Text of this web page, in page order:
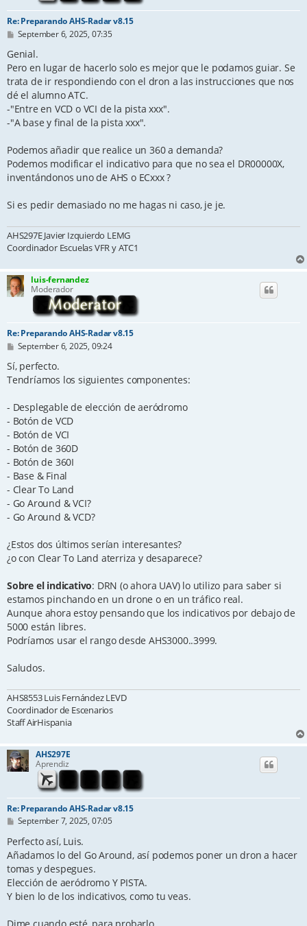
Re: Preparando AHS-Radar v8.15
P
s
September 6, 2025, 07:35
Genial.
Pero en lugar de hacerlo solo es mejor que le podamos guiar. Se
trata de ir respondiendo con el dron a las instrucciones que nos
dé el alumno ATC.
-"Entre en VCD o VCI de la pista xxx".
-"A base y final de la pista xxx".
Podemos añadir que realice un 360 a demanda?
Podemos modificar el indicativo para que no sea el DR00000X,
inventándonos uno de AHS o ECxxx ?
Si es pedir demasiado no me hagas ni caso, je je.
AHS297E Javier Izquierdo LEMG
Coordinador Escuelas VFR y ATC1
luis-fernandez
Moderador
Re: Preparando AHS-Radar v8.15
P
s
t
September 6, 2025, 09:24
Sí, perfecto.
Tendríamos los siguientes componentes:
- Desplegable de elección de aeródromo
- Botón de VCD
- Botón de VCI
- Botón de 360D
- Botón de 360I
- Base & Final
- Clear To Land
- Go Around & VCI?
- Go Around & VCD?
¿Estos dos últimos serían interesantes?
¿o con Clear To Land aterriza y desaparece?
Sobre el indicativo: DRN (o ahora UAV) lo utilizo para saber si
estamos pinchando en un drone o en un tráfico real.
Aunque ahora estoy pensando que los indicativos por debajo de
5000 están libres.
Podríamos usar el rango desde AHS3000..3999.
Saludos.
AHS8553 Luis Fernández LEVD
Coordinador de Escenarios
Staff AirHispania
AHS297E
Aprendiz
Re: Preparando AHS-Radar v8.15
P
s
t
September 7, 2025, 07:05
Perfecto así, Luis.
Añadamos lo del Go Around, así podemos poner un dron a hacer
tomas y despegues.
Elección de aeródromo Y PISTA.
Y bien lo de los indicativos, como tu veas.
Dime cuando esté, para probarlo.